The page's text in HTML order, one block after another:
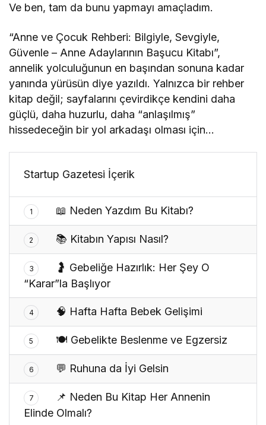
Ve ben, tam da bunu yapmayı amaçladım.
“Anne ve Çocuk Rehberi: Bilgiyle, Sevgiyle,
Güvenle – Anne Adaylarının Başucu Kitabı”,
annelik yolculuğunun en başından sonuna kadar
yanında yürüsün diye yazıldı. Yalnızca bir rehber
kitap değil; sayfalarını çevirdikçe kendini daha
güçlü, daha huzurlu, daha “anlaşılmış”
hissedeceğin bir yol arkadaşı olması için…
Startup Gazetesi İçerik
1 📖 Neden Yazdım Bu Kitabı?
2 📚 Kitabın Yapısı Nasıl?
3
🤰 Gebeliğe Hazırlık: Her Şey O
“Karar”la Başlıyor
4 🧠 Hafta Hafta Bebek Gelişimi
5 🍽️ Gebelikte Beslenme ve Egzersiz
6 💬 Ruhuna da İyi Gelsin
7
📌 Neden Bu Kitap Her Annenin
Elinde Olmalı?